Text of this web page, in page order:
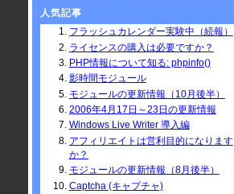
人気記事
フラッシュカレンダー実験中（続報）
ライセンスの購入は必要ですか？
PHP情報について知る: phpinfo()
影時間モジュール
モジュールの更新情報（10月後半）
2006年4月17日～23日の更新情報
Windows Live Writer 導入編
アフィリエイトは営利目的になります
か？
モジュールの更新情報（8月後半）
Captcha (キャプチャ)